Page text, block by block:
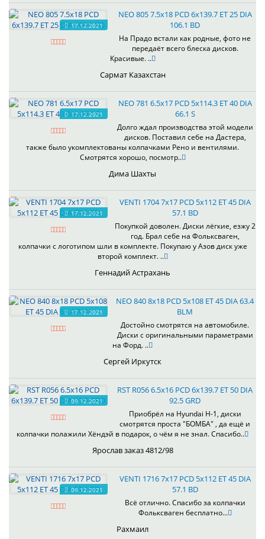
17.12.2021
NEO 805 7.5x18 PCD 6x139.7 ET 25 DIA
106.1 BD
На Прадо встали как родные, фото не
передаёт всего блеска дисков.
Красивые. ..
Сармат Казахстан
17.12.2021
NEO 781 6.5x17 PCD 5x114.3 ET 40 DIA
66.1 S
Долго ждал производства этой модели
дисков. Поставил себе на Дастера,
также было укомплектованы колпачками Рено и вентилями.
Смотрятся хорошо, посмотр..
Дима Шахты
17.12.2021
VENTI 1704 7x17 PCD 5x112 ET 45 DIA
57.1 BD
Покупкой доволен. Диски лёгкие, езжу 2
год. Брал себе на Фольксваген,
колпачки с логотипом шли в комплекте. Покупаю у Азов диск уже
второй комплект. ..
Геннадий Астрахань
17.12.2021
NEO 840 8x18 PCD 5x108 ET 45 DIA 63.4
BLM
Достойно смотрятся на автомобиле.
Диски с оригинальными параметрами
на Форд. ..
Сергей Иркутск
09.12.2021
RST R056 6.5x16 PCD 6x139.7 ET 50 DIA
92.5 GRD
Приобрёл на Hyundai H-1, диски
смотрятся проста "БОМБА" , да ещё и
колпачки полажили Хёндэй в подарок, о чём я не знал. Спасибо..
Ярослав заказ 4812/98
09.12.2021
VENTI 1716 7x17 PCD 5x112 ET 45 DIA
57.1 BD
Всё отлично. Спасибо за колпачки
Фольксваген бесплатно...
Рахмаил